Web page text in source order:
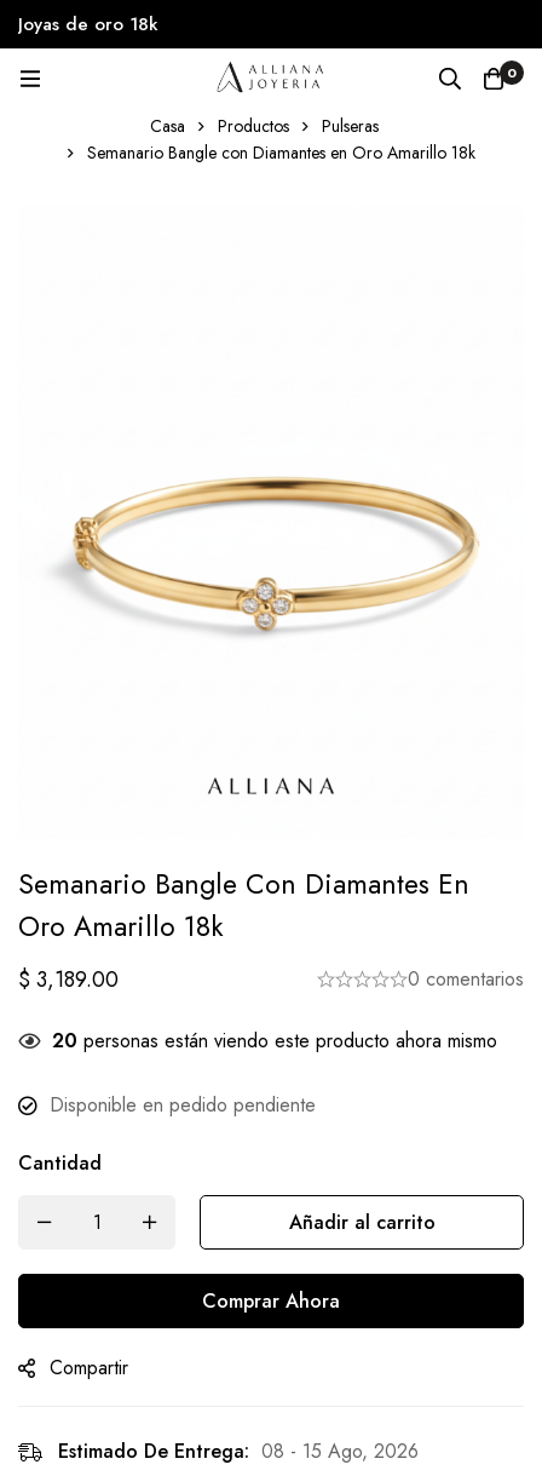
Joyas de oro 18k
0
Casa Productos
Pulseras
Semanario Bangle con Diamantes en Oro Amarillo 18k
Semanario Bangle Con Diamantes En
Oro Amarillo 18k
$3,189.00 0 comentarios
20 personas están viendo este producto ahora mismo
Disponible en pedido pendiente
Cantidad
Añadir al carrito
Comprar Ahora
Compartir
Estimado De Entrega: 08 - 15 Ago, 2026